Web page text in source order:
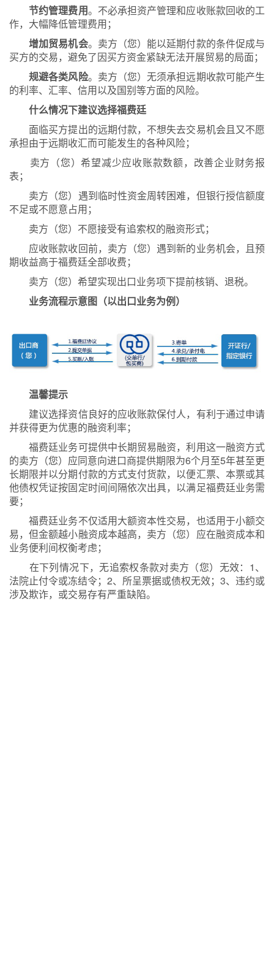
节约管理费用。不必承担资产管理和应收账款回收的工
作，大幅降低管理费用；
增加贸易机会。卖方（您）能以延期付款的条件促成与
买方的交易，避免了因买方资金紧缺无法开展贸易的局面；
规避各类风险。卖方（您）无须承担远期收款可能产生
的利率、汇率、信用以及国别等方面的风险。
什么情况下建议选择福费廷
面临买方提出的远期付款，不想失去交易机会且又不愿
承担由于远期收汇而可能发生的各种风险；
卖方（您）希望减少应收账款数额，改善企业财务报
表；
卖方（您）遇到临时性资金周转困难，但银行授信额度
不足或不愿意占用；
卖方（您）不愿接受有追索权的融资形式；
应收账款收回前，卖方（您）遇到新的业务机会，且预
期收益高于福费廷全部收费；
卖方（您）希望实现出口业务项下提前核销、退税。
业务流程示意图（以出口业务为例）
温馨提示
建议选择资信良好的应收账款保付人，有利于通过申请
并获得更为优惠的融资利率；
福费廷业务可提供中长期贸易融资，利用这一融资方式
的卖方（您）应同意向进口商提供期限为6个月至5年甚至更
长期限并以分期付款的方式支付货款，以便汇票、本票或其
他债权凭证按固定时间间隔依次出具，以满足福费廷业务需
要；
福费廷业务不仅适用大额资本性交易，也适用于小额交
易，但金额越小融资成本越高，卖方（您）应在融资成本和
业务便利间权衡考虑；
在下列情况下，无追索权条款对卖方（您）无效：1、
法院止付令或冻结令；2、所呈票据或债权无效；3、违约或
涉及欺诈，或交易存有严重缺陷。